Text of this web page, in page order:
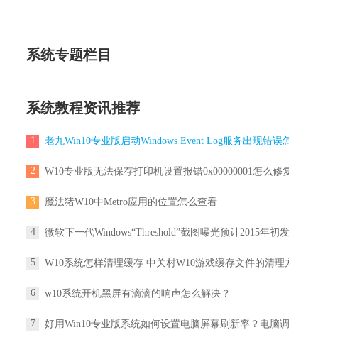
系统专题栏目
系统教程资讯推荐
1 老九Win10专业版启动Windows Event Log服务出现错误怎么解决?
2 W10专业版无法保存打印机设置报错0x00000001怎么修复？
3 魔法猪W10中Metro应用的位置怎么查看
4 微软下一代Windows“Threshold”截图曝光预计2015年初发布
5 W10系统怎样清理缓存 中关村W10游戏缓存文件的清理方法
6 w10系统开机黑屏有滴滴的响声怎么解决？
7 好用Win10专业版系统如何设置电脑屏幕刷新率？电脑调屏幕刷新率